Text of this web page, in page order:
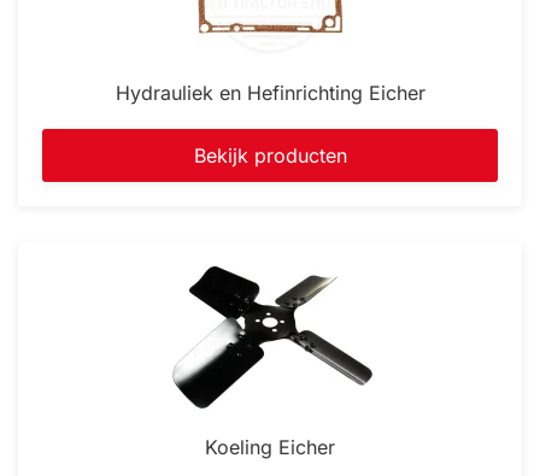
Hydrauliek en Hefinrichting Eicher
Bekijk producten
Koeling Eicher